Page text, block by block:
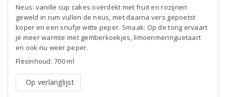
Neus: vanille cup cakes overdekt met fruit en rozijnen
geweld in rum vullen de neus, met daarna vers gepoetst
koper en een snufje witte peper. Smaak: Op de tong ervaart
je meer warmte met gemberkoekjes, limoenmeringuetaart
en ook nu weer peper.
Flesinhoud: 700 ml
Op verlanglijst